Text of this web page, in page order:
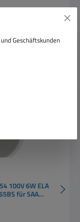
100V 6W ELA
Geschäftskunden